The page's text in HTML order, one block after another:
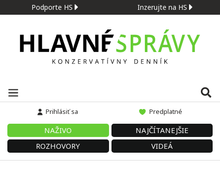
Podporte HS Inzerujte na HS
Prihlásiť sa Predplatné
NAŽIVO
NAJČÍTANEJŠIE
ROZHOVORY
VIDEÁ